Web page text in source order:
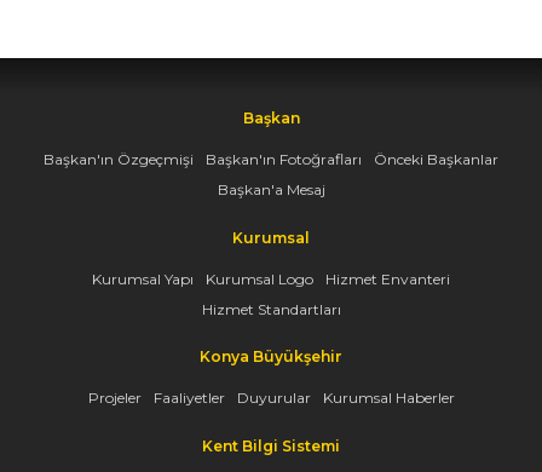
Başkan
Başkan'ın Özgeçmişi Başkan'ın Fotoğrafları
Önceki Başkanlar
Başkan'a Mesaj
Kurumsal
Kurumsal Yapı Kurumsal Logo
Hizmet Envanteri
Hizmet Standartları
Konya Büyükşehir
Projeler Faaliyetler Duyurular Kurumsal Haberler
Kent Bilgi Sistemi